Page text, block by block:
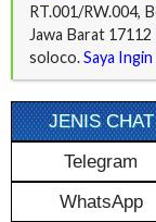
RT.001/RW.004,
Jawa Barat 17112
soloco.Saya
JENIS CHAT
Telegram
WhatsApp